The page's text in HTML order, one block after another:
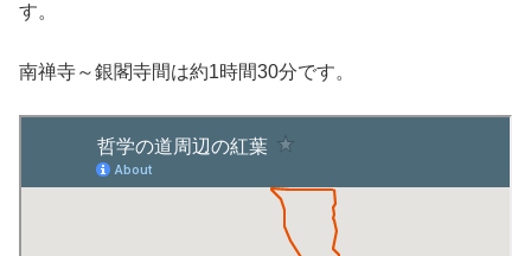
す。
南禅寺～銀閣寺間は約1時間30分です。